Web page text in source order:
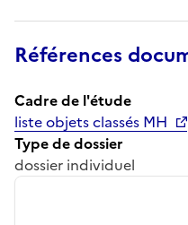
Références
Cadre de l'étude
liste objets classés MH
Type de dossier
dossier individuel